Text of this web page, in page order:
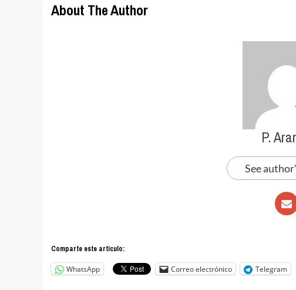
About The Author
P.
See
Comparte este articulo:
WhatsApp Correo electrónico Telegram